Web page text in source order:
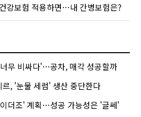
강보험 적용하면…내 간병보험은?
무 비싸다'…공차, 매각 성공할까
르, '눈물 세럼' 생산 중단한다
더조' 계획…성공 가능성은 '글쎄'